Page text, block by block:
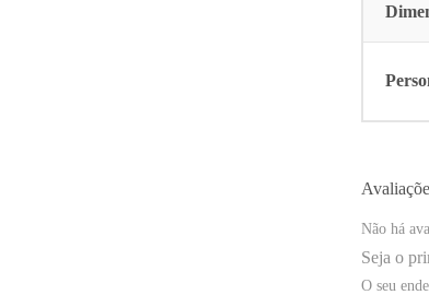
Não há
Seja o
O seu